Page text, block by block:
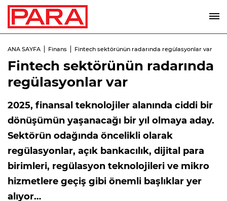
ANA SAYFA Finans Fintech sektörünün radarında regülasyonlar var
Fintech sektörünün radarında
regülasyonlar var
2025, finansal teknolojiler alanında ciddi bir
dönüşümün yaşanacağı bir yıl olmaya aday.
Sektörün odağında öncelikli olarak
regülasyonlar, açık bankacılık, dijital para
birimleri, regülasyon teknolojileri ve mikro
hizmetlere geçiş gibi önemli başlıklar yer
alıyor…